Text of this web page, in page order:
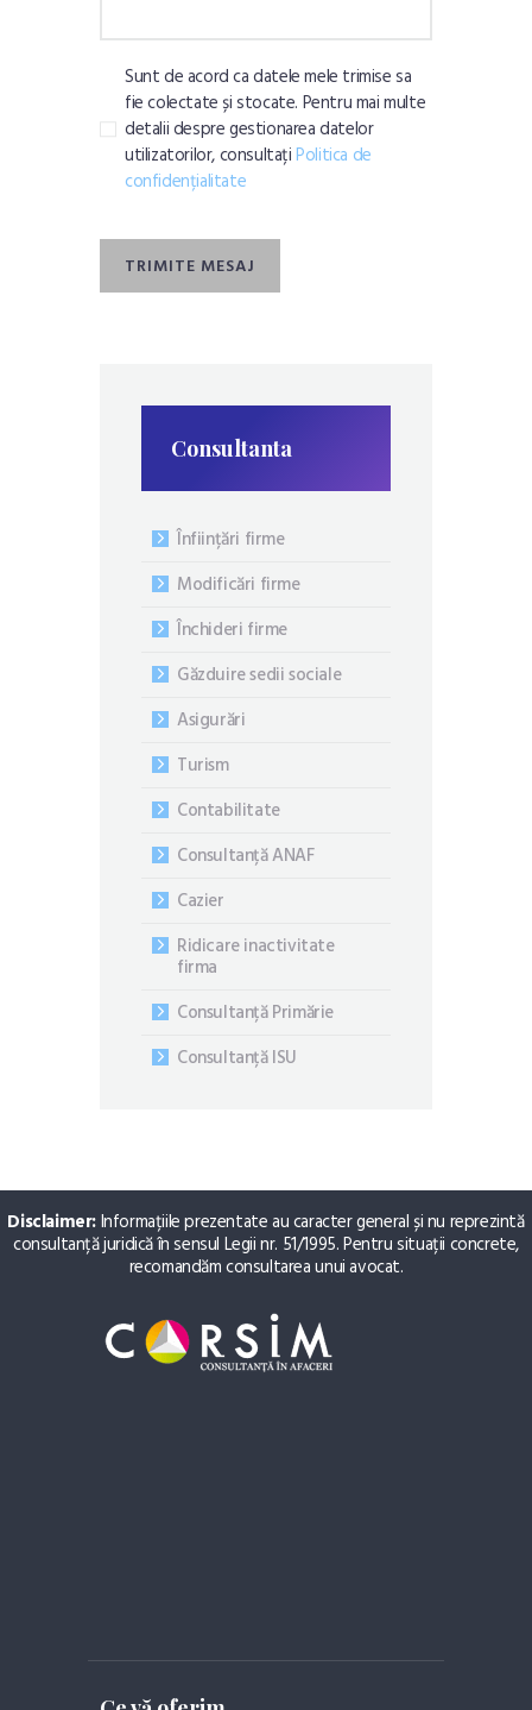
Sunt de acord ca datele mele trimise sa
fie colectate și stocate. Pentru mai multe
detalii despre gestionarea datelor
utilizatorilor, consultațiPolitica de
confidențialitate
TRIMITE MESAJ
Consultanta
Înființări firme
Modificări firme
Închideri firme
Găzduire sedii sociale
Asigurări
Turism
Contabilitate
Consultanță ANAF
Cazier
Ridicare inactivitate
firma
Consultanță Primărie
Consultanță ISU
Disclaimer:Informațiile prezentate au caracter general și nu reprezintă
consultanță juridică în sensul Legii nr. 51/1995. Pentru situații concrete,
recomandăm consultarea unui avocat.